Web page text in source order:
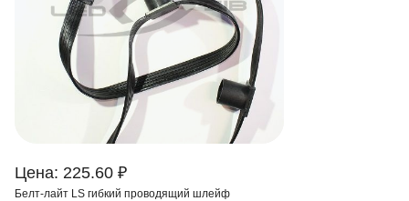
Цена: 225.60 ₽
Белт-лайт LS гибкий проводящий шлейф